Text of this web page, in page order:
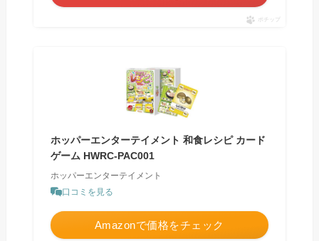
ポチップ
ホッパーエンターテイメント 和食レシピ カード
ゲーム HWRC-PAC001
ホッパーエンターテイメント
口コミを見る
Amazonで価格をチェック